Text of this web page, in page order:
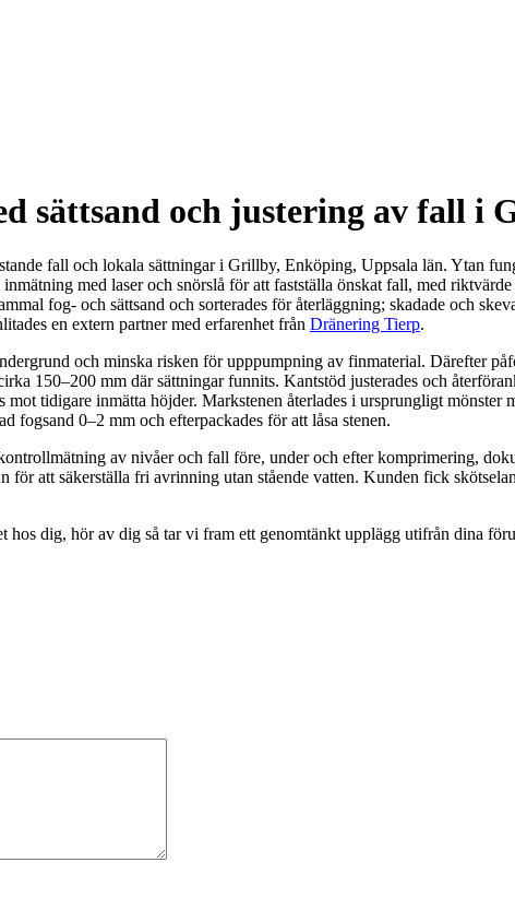
sättsand och justering av fall i
fall och lokala sättningar i Grillby, Enköping, Uppsala län. Ytan
med laser och snörslå för att fastställa önskat fall, med
fog- och sättsand och sorterades för återläggning; skadade och
en extern partner med erfarenhet från Dränering Tierp.
och minska risken för upppumpning av finmaterial. Därefter
150–200 mm där sättningar funnits. Kantstöd justerades och
tidigare inmätta höjder. Markstenen återlades i ursprungligt
fogsand 0–2 mm och efterpackades för att låsa stenen.
av nivåer och fall före, under och efter komprimering,
för att säkerställa fri avrinning utan stående vatten. Kunden fick
dig, hör av dig så tar vi fram ett genomtänkt upplägg utifrån dina